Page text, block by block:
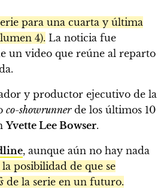
para una cuarta y última
4). La noticia fue
un video que reúne al reparto
y productor ejecutivo de la
co-showrunnerde los últimos 10
Yvette Lee Bowser.
, aunque aún no hay nada
la posibilidad de que se
de la serie en un futuro.